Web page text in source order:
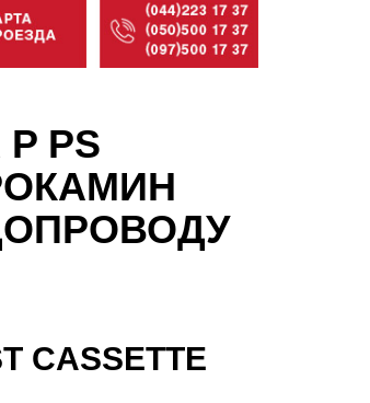
PS
CASSETTE